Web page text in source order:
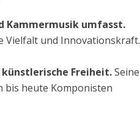
Kammermusik umfasst.
Vielfalt und Innovationskraft.
Freiheit.Seine
bis heute Komponisten